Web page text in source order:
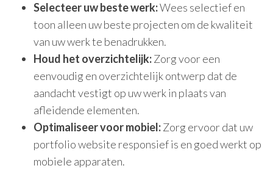
Selecteer uw beste werk:Wees selectief en
toon alleen uw beste projecten om de kwaliteit
van uw werk te benadrukken.
Houd het overzichtelijk:Zorg voor een
eenvoudig en overzichtelijk ontwerp dat de
aandacht vestigt op uw werk in plaats van
afleidende elementen.
Optimaliseer voor mobiel:Zorg ervoor dat uw
portfolio website responsief is en goed werkt op
mobiele apparaten.